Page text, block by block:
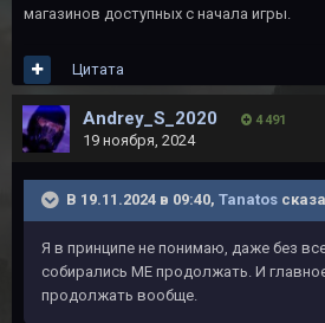
магазинов доступных с начала игры.
Цитата
Andrey_S_2020 4 491
19 ноября, 2024
В 19.11.2024 в 09:40, Tanatos
Я в принципе не понимаю, даже без
собирались ME продолжать. И
продолжать вообще.